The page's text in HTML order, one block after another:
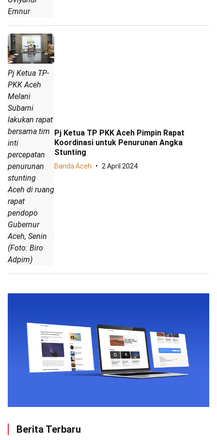
Emnur
Pj Ketua TP-
PKK Aceh
Melani
Subarni
lakukan rapat
bersama tim
inti
percepatan
penurunan
stunting
Aceh di ruang
rapat
pendopo
Gubernur
Aceh, Senin
(Foto: Biro
Adpim)
Pj Ketua TP PKK Aceh Pimpin Rapat
Koordinasi untuk Penurunan Angka
Stunting
Banda Aceh 2 April 2024
Berita Terbaru